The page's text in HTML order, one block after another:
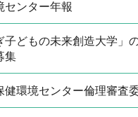
センター年報
子どもの未来創造大学」
集
健環境センター倫理審査